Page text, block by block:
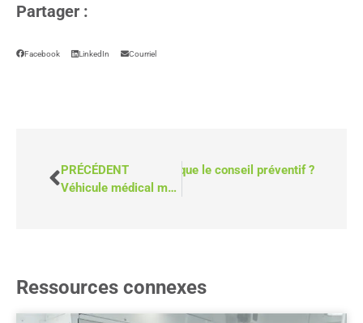
Partager :
Facebook LinkedIn Courriel
PRÉCÉDENT
Véhicule médical mobile ou fourgon médical mobile : Lequel choisir ?
SUIVANTQu'est-ce que le conseil préventif ?
Ressources connexes